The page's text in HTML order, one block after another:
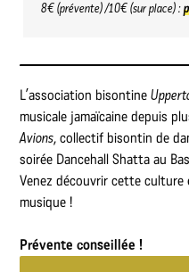
8€ (prévente) /10€ (sur place) :
L’association bisontine
musicale jamaïcaine depuis
Avions, collectif bisontin de
soirée Dancehall Shatta au
Venez découvrir cette
musique !
Prévente conseillée !